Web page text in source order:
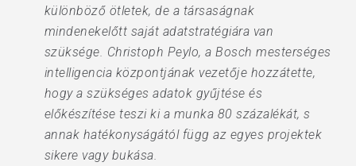
különböző ötletek, de a társaságnak
mindenekelőtt saját adatstratégiára van
szüksége. Christoph Peylo, a Bosch mesterséges
intelligencia központjának vezetője hozzátette,
hogy a szükséges adatok gyűjtése és
előkészítése teszi ki a munka 80 százalékát, s
annak hatékonyságától függ az egyes projektek
sikere vagy bukása.